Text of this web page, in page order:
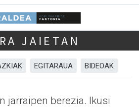
JAIETAN
EGITARAUA BIDEOAK
jarraipen berezia. Ikusi